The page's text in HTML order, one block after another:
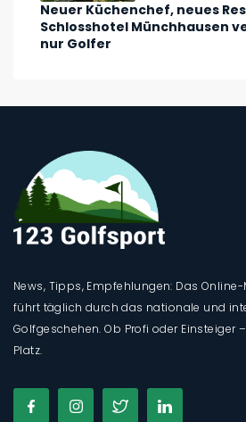
Neuer Küchenchef, neues
Schlosshotel Münchhausen
nur Golfer
News, Tipps, Empfehlungen: Das
führt täglich durch das nationale und
Golfgeschehen. Ob Profi oder Einsteiger
Platz.